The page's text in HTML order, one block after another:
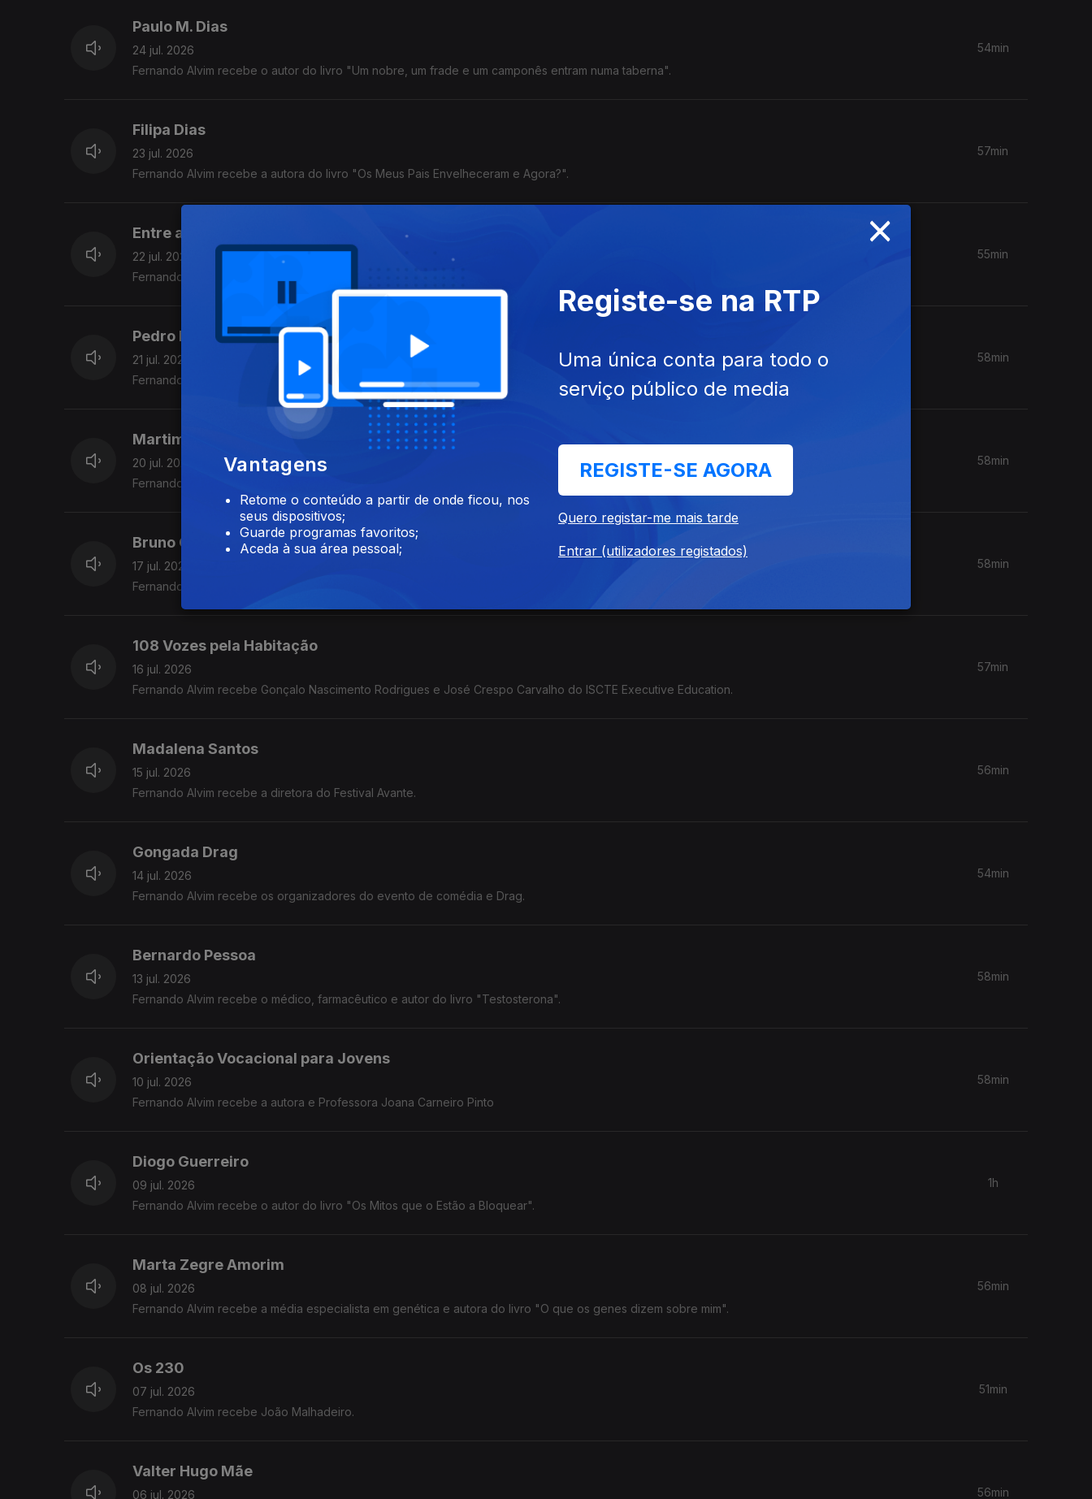
Paulo M. Dias
24 jul. 2026
Fernando Alvim recebe o autor do livro "Um nobre, um frade e um camponês entram numa taberna".
54min
Filipa Dias
23 jul. 2026
Fernando Alvim recebe a autora do livro "Os Meus Pais Envelheceram e Agora?".
57min
Entre a Arte e o Algoritmo
22 jul. 2026
Fernando Alvim conversa com Paula Cristina Cunha, Legendary Tigerman, Tozé Brito e Sam The Kid.
55min
Pedro Pires
21 jul. 2026
Fernando Alvim recebe o criativo.
58min
Martim Sousa Tavares
20 jul. 2026
Fernando Alvim recebe o maestro e autor.
58min
Bruno Gonçalves
17 jul. 2026
Fernando Alvim recebe o eurodeputado e fundador do movimento BORA.
58min
108 Vozes pela Habitação
16 jul. 2026
Fernando Alvim recebe Gonçalo Nascimento Rodrigues e José Crespo Carvalho do ISCTE Executive Education.
57min
Madalena Santos
15 jul. 2026
Fernando Alvim recebe a diretora do Festival Avante.
56min
Gongada Drag
14 jul. 2026
Fernando Alvim recebe os organizadores do evento de comédia e Drag.
54min
Bernardo Pessoa
13 jul. 2026
Fernando Alvim recebe o médico, farmacêutico e autor do livro "Testosterona".
58min
Orientação Vocacional para Jovens
10 jul. 2026
Fernando Alvim recebe a autora e Professora Joana Carneiro Pinto
58min
Diogo Guerreiro
09 jul. 2026
Fernando Alvim recebe o autor do livro "Os Mitos que o Estão a Bloquear".
1h
Marta Zegre Amorim
08 jul. 2026
Fernando Alvim recebe a média especialista em genética e autora do livro "O que os genes dizem sobre mim".
56min
Os 230
07 jul. 2026
Fernando Alvim recebe João Malhadeiro.
51min
Valter Hugo Mãe
06 jul. 2026 56min
×
Vantagens
Retome o conteúdo a partir de onde ficou, nos
seus dispositivos;
Guarde programas favoritos;
Aceda à sua área pessoal;
Registe-se na RTP
Uma única conta para todo o
serviço público de media
REGISTE-SE AGORA
Quero registar-me mais tarde
Entrar (utilizadores registados)